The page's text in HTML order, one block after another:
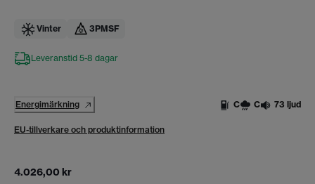
Vinter 3PMSF
Leveranstid 5-8 dagar
Energimärkning C C 73 ljud
EU-tillverkare och produktinformation
4.026,00 kr